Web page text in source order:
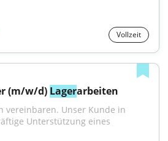
Vollzeit
(m/w/d) Lagerarbeiten
Unterstützung eines